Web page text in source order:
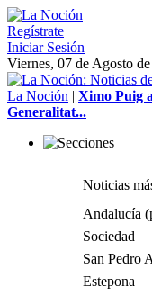
Regístrate
Iniciar Sesión
Viernes, 07 de Agosto
La Noción | Ximo Puig
Generalitat...
Noticias
Andalucía
Sociedad
San Pedro
Estepona